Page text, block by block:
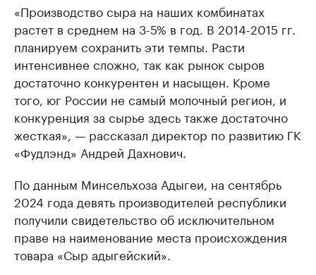
«Производство сыра на наших комбинатах
растет в среднем на 3-5% в год. В 2014-2015 гг.
планируем сохранить эти темпы. Расти
интенсивнее сложно, так как рынок сыров
достаточно конкурентен и насыщен. Кроме
того, юг России не самый молочный регион, и
конкуренция за сырье здесь также достаточно
жесткая», — рассказал директор по развитию ГК
«Фудлэнд» Андрей Дахнович.
По данным Минсельхоза Адыгеи, на сентябрь
2024 года девять производителей республики
получили свидетельство об исключительном
праве на наименование места происхождения
товара «Сыр адыгейский».